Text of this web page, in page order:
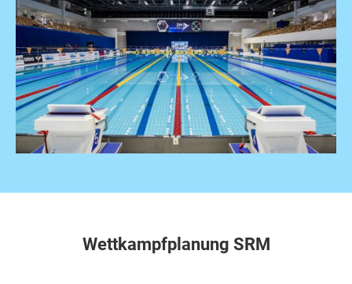
Wettkampfplanung SRM